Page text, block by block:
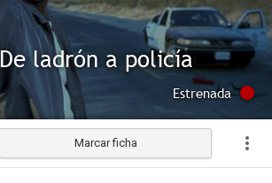
De ladrón a policía
Estrenada
Marcar ficha